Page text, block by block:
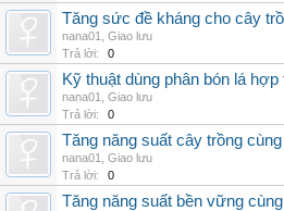
Tăng sức đề kháng cho cây
nana01
Giao lưu
Trả lời:
0
Kỹ thuật dùng phân bón lá
nana01
Giao lưu
Trả lời:
0
Tăng năng suất cây trồng
nana01
Giao lưu
Trả lời:
0
Tăng năng suất bền vững